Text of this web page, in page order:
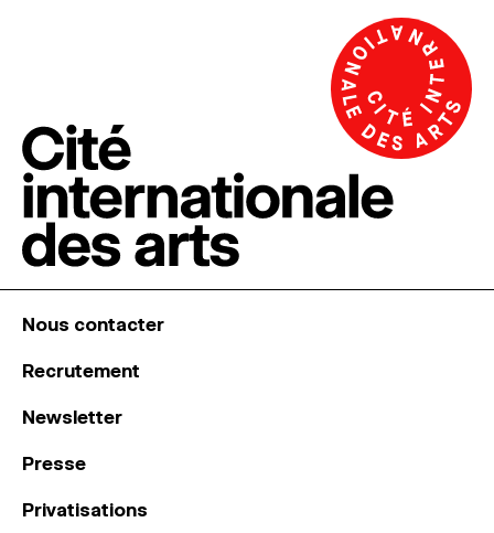
Nous contacter
Recrutement
Newsletter
Presse
Privatisations